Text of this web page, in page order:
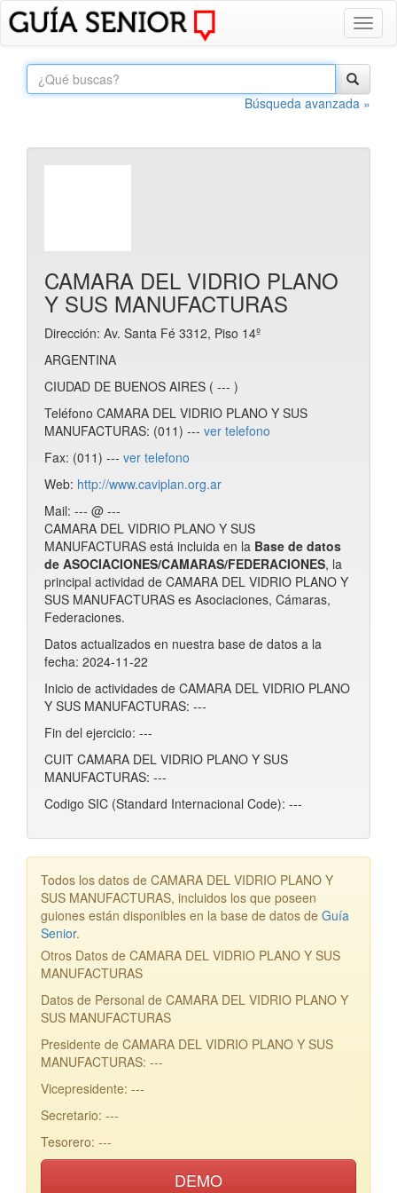
Búsqueda avanzada »
CAMARA DEL VIDRIO PLANO
Y SUS MANUFACTURAS
Dirección: Av. Santa Fé 3312, Piso 14º
ARGENTINA
CIUDAD DE BUENOS AIRES ( --- )
Teléfono CAMARA DEL VIDRIO PLANO Y SUS
MANUFACTURAS: (011) --- ver telefono
Fax: (011) --- ver telefono
Web: http://www.caviplan.org.ar
Mail: --- @ ---
CAMARA DEL VIDRIO PLANO Y SUS
MANUFACTURAS está incluida en la Base de datos
de ASOCIACIONES/CAMARAS/FEDERACIONES, la
principal actividad de CAMARA DEL VIDRIO PLANO Y
SUS MANUFACTURAS es Asociaciones, Cámaras,
Federaciones.
Datos actualizados en nuestra base de datos a la
fecha: 2024-11-22
Inicio de actividades de CAMARA DEL VIDRIO PLANO
Y SUS MANUFACTURAS: ---
Fin del ejercicio: ---
CUIT CAMARA DEL VIDRIO PLANO Y SUS
MANUFACTURAS: ---
Codigo SIC (Standard Internacional Code): ---
Todos los datos de CAMARA DEL VIDRIO PLANO Y
SUS MANUFACTURAS, incluidos los que poseen
guiones están disponibles en la base de datos de Guía
Senior.
Otros Datos de CAMARA DEL VIDRIO PLANO Y SUS
MANUFACTURAS
Datos de Personal de CAMARA DEL VIDRIO PLANO Y
SUS MANUFACTURAS
Presidente de CAMARA DEL VIDRIO PLANO Y SUS
MANUFACTURAS: ---
Vicepresidente: ---
Secretario: ---
Tesorero: ---
DEMO